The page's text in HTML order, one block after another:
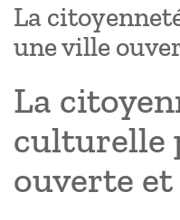
La
une ville
La
culturelle
ouverte